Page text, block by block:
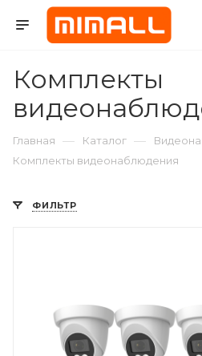
Комплекты
Главная — Каталог —
Комплекты видеонаблюдения
ФИЛЬТР